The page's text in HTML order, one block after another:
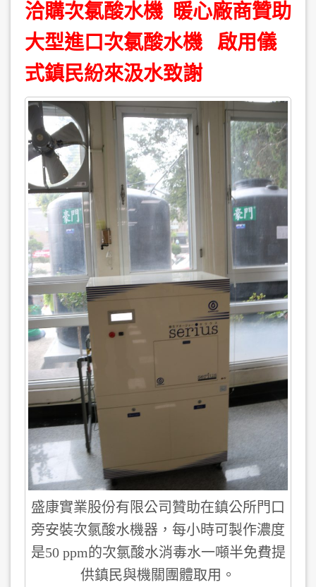
洽購次氯酸水機 暖心廠商贊助
大型進口次氯酸水機 啟用儀
式鎮民紛來汲水致謝
盛康實業股份有限公司贊助在鎮公所門口
旁安裝次氯酸水機器，每小時可製作濃度
是50 ppm的次氯酸水消毒水一噸半免費提
供鎮民與機關團體取用。